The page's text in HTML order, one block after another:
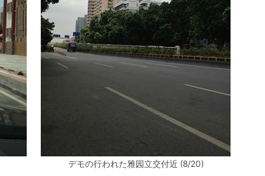
デモの行われた雅园立交付近 (8/20)